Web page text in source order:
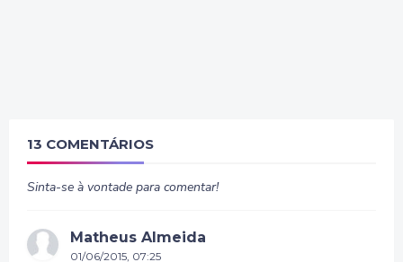
13 COMENTÁRIOS
Sinta-se à vontade para comentar!
Matheus Almeida
01/06/2015, 07:25